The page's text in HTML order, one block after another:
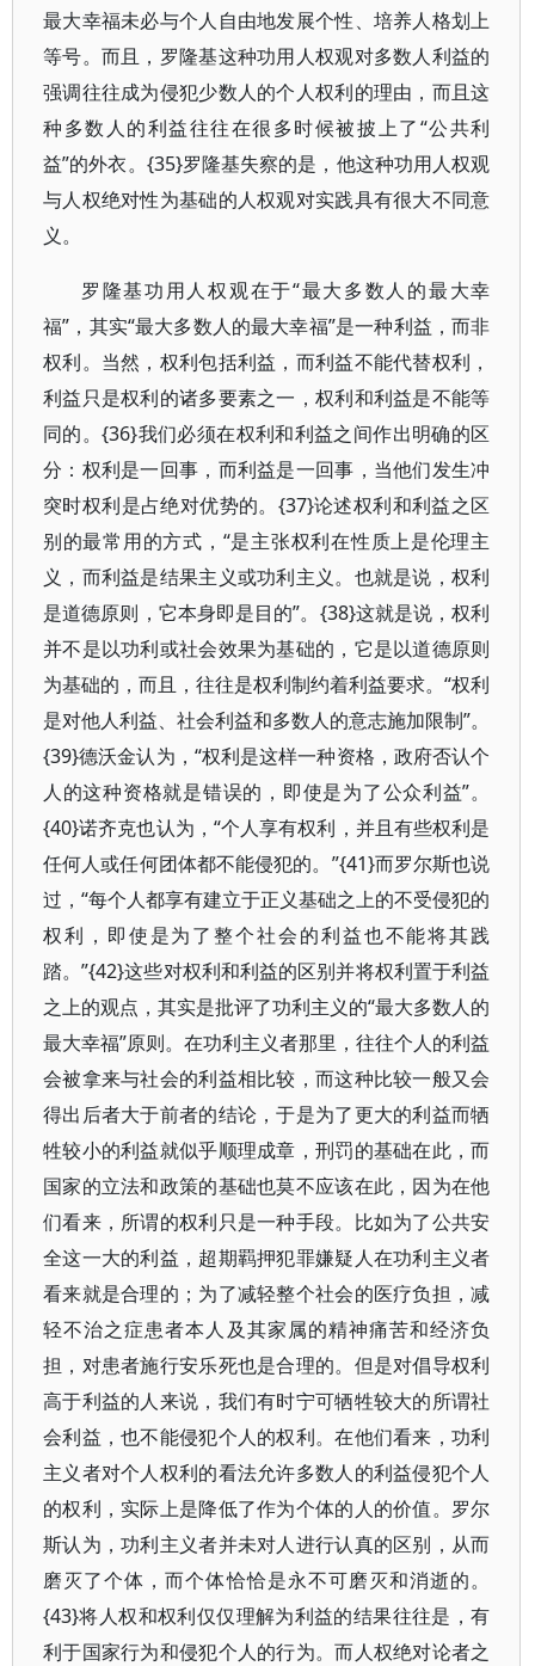
最大幸福未必与个人自由地发展个性、培养人格划上
等号。而且，罗隆基这种功用人权观对多数人利益的
强调往往成为侵犯少数人的个人权利的理由，而且这
种多数人的利益往往在很多时候被披上了“公共利
益”的外衣。{35}罗隆基失察的是，他这种功用人权观
与人权绝对性为基础的人权观对实践具有很大不同意
义。
罗隆基功用人权观在于“最大多数人的最大幸
福”，其实“最大多数人的最大幸福”是一种利益，而非
权利。当然，权利包括利益，而利益不能代替权利，
利益只是权利的诸多要素之一，权利和利益是不能等
同的。{36}我们必须在权利和利益之间作出明确的区
分：权利是一回事，而利益是一回事，当他们发生冲
突时权利是占绝对优势的。{37}论述权利和利益之区
别的最常用的方式，“是主张权利在性质上是伦理主
义，而利益是结果主义或功利主义。也就是说，权利
是道德原则，它本身即是目的”。{38}这就是说，权利
并不是以功利或社会效果为基础的，它是以道德原则
为基础的，而且，往往是权利制约着利益要求。“权利
是对他人利益、社会利益和多数人的意志施加限制”。
{39}德沃金认为，“权利是这样一种资格，政府否认个
人的这种资格就是错误的，即使是为了公众利益”。
{40}诺齐克也认为，“个人享有权利，并且有些权利是
任何人或任何团体都不能侵犯的。”{41}而罗尔斯也说
过，“每个人都享有建立于正义基础之上的不受侵犯的
权利，即使是为了整个社会的利益也不能将其践
踏。”{42}这些对权利和利益的区别并将权利置于利益
之上的观点，其实是批评了功利主义的“最大多数人的
最大幸福”原则。在功利主义者那里，往往个人的利益
会被拿来与社会的利益相比较，而这种比较一般又会
得出后者大于前者的结论，于是为了更大的利益而牺
牲较小的利益就似乎顺理成章，刑罚的基础在此，而
国家的立法和政策的基础也莫不应该在此，因为在他
们看来，所谓的权利只是一种手段。比如为了公共安
全这一大的利益，超期羁押犯罪嫌疑人在功利主义者
看来就是合理的；为了减轻整个社会的医疗负担，减
轻不治之症患者本人及其家属的精神痛苦和经济负
担，对患者施行安乐死也是合理的。但是对倡导权利
高于利益的人来说，我们有时宁可牺牲较大的所谓社
会利益，也不能侵犯个人的权利。在他们看来，功利
主义者对个人权利的看法允许多数人的利益侵犯个人
的权利，实际上是降低了作为个体的人的价值。罗尔
斯认为，功利主义者并未对人进行认真的区别，从而
磨灭了个体，而个体恰恰是永不可磨灭和消逝的。
{43}将人权和权利仅仅理解为利益的结果往往是，有
利于国家行为和侵犯个人的行为。而人权绝对论者之